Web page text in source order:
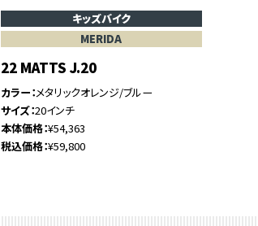
キッズバイク
MERIDA
22 MATTS J.20
カラー メタリックオレンジ/ブルー
サイズ 20インチ
本体価格 ¥54,363
税込価格 ¥59,800